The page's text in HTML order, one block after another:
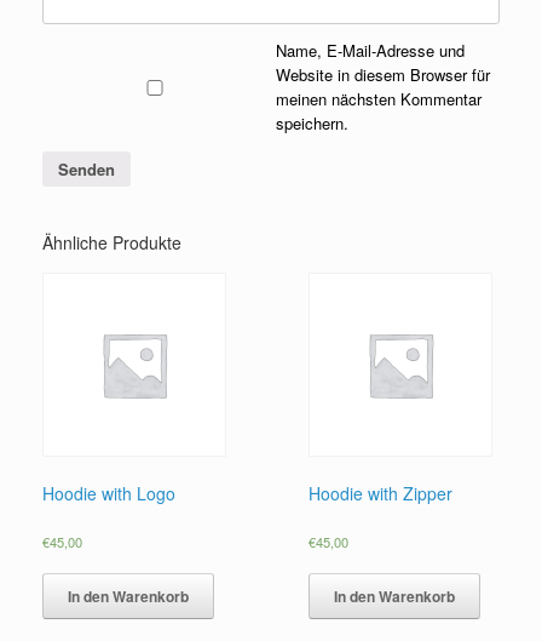
Name, E-Mail-Adresse und
Website in diesem Browser für
meinen nächsten Kommentar
speichern.
Ähnliche Produkte
Hoodie with Logo
€45,00
In den Warenkorb
Hoodie with Zipper
€45,00
In den Warenkorb